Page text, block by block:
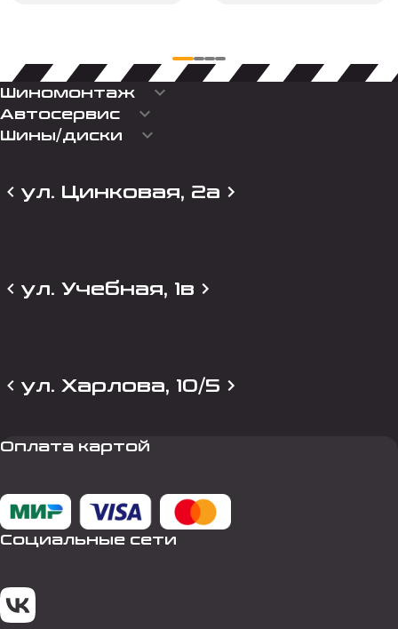
Шиномонтаж keyboard_arrow_down
Автосервис keyboard_arrow_down
Шины/диски keyboard_arrow_down
ул. Цинковая, 2а
ул. Учебная, 1в
ул. Харлова, 10/5
Оплата картой
Социальные сети